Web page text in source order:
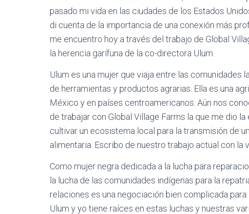
pasado mi vida en las ciudades de los Estados
di cuenta de la importancia de una conexión más
me encuentro hoy a través del trabajo de Global
la herencia garífuna de la co-directora Ulum.
Ulum es una mujer que viaja entre las comunidades
de herramientas y productos agrarias. Ella es una
México y en países centroamericanos. Aún nos
de trabajar con Global Village Farms la que me dio
cultivar un ecosistema local para la transmisión de
alimentaria. Escribo de nuestro trabajo actual con la
Como mujer negra dedicada a la lucha para
la lucha de las comunidades indígenas para la
relaciones es una negociación bien complicada
Ulum y yo tiene raíces en estas luchas y nuestras